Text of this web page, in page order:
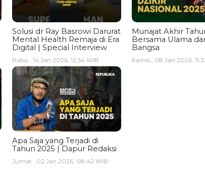
Solusi dr Ray Basrowi Darurat
Mental Health Remaja di Era
Digital | Special Interview
Rabu , 14 Jan 2026, 12:54 WIB
Munajat Akhir
Bersama Ulama
Bangsa
Kamis , 08 Jan 2026,
Apa Saja yang Terjadi di
Tahun 2025 | Dapur Redaksi
Jumat , 02 Jan 2026, 08:42 WIB